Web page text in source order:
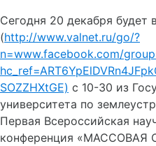
Сегодня 20 декабря будет
(http://www.valnet.ru/go/?
n=www.facebook.com/
SOZZHXtGE) с 10-30 из
университета по
Первая Всероссийская
конференция «МАССОВАЯ